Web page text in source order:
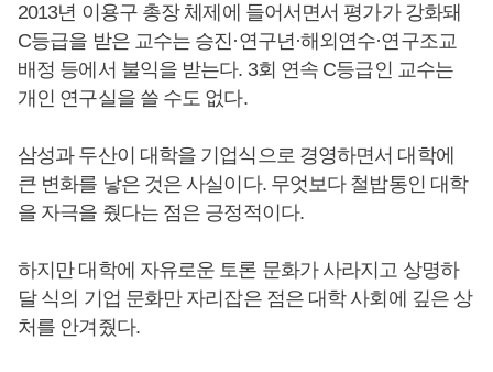
2013년 이용구 총장 체제에 들어서면서 평가가 강화돼
C등급을 받은 교수는 승진·연구년·해외연수·연구조교
배정 등에서 불익을 받는다. 3회 연속 C등급인 교수는
개인 연구실을 쓸 수도 없다.
삼성과 두산이 대학을 기업식으로 경영하면서 대학에
큰 변화를 낳은 것은 사실이다. 무엇보다 철밥통인 대학
을 자극을 줬다는 점은 긍정적이다.
하지만 대학에 자유로운 토론 문화가 사라지고 상명하
달 식의 기업 문화만 자리잡은 점은 대학 사회에 깊은 상
처를 안겨줬다.